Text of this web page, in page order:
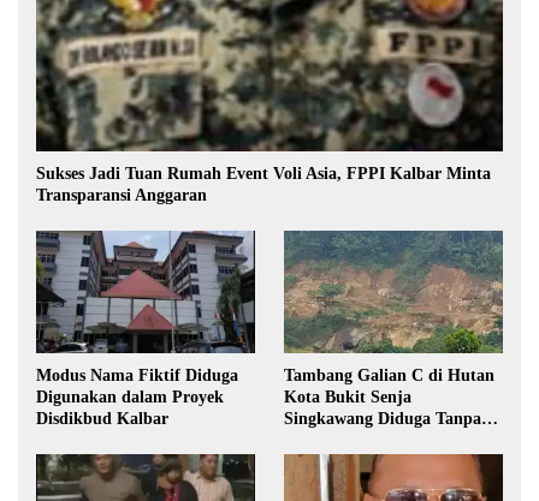
Sukses Jadi Tuan Rumah Event Voli Asia, FPPI Kalbar Minta
Transparansi Anggaran
Modus Nama Fiktif Diduga
Digunakan dalam Proyek
Disdikbud Kalbar
Tambang Galian C di Hutan
Kota Bukit Senja
Singkawang Diduga Tanpa